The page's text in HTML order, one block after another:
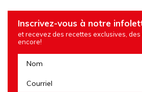
Inscrivez-vous à notre
et recevez des recettes exclusives, des
encore!